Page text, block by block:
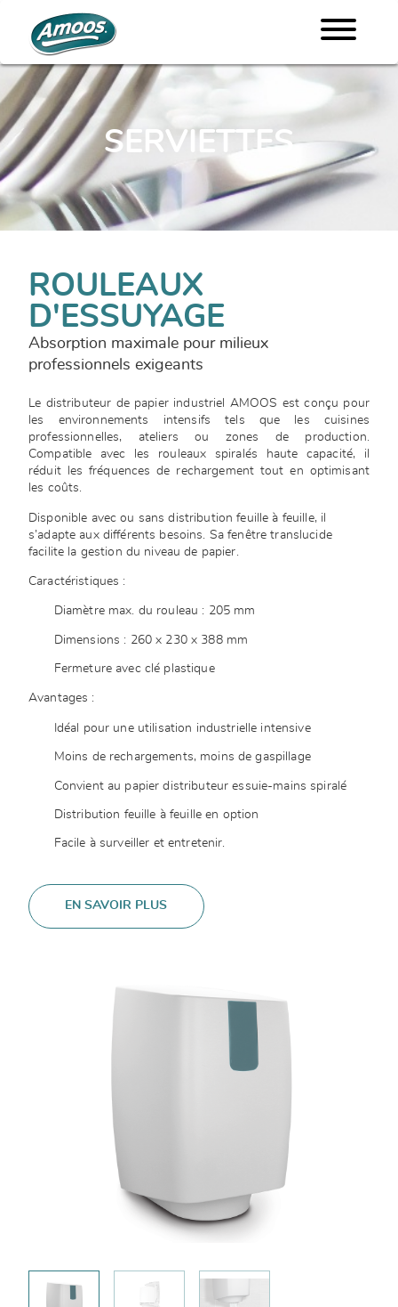
SERVIETTES
ROULEAUX
D'ESSUYAGE
Absorption maximale pour milieux
professionnels exigeants
Le distributeur de papier industriel AMOOS est conçu pour
les environnements intensifs tels que les cuisines
professionnelles, ateliers ou zones de production.
Compatible avec les rouleaux spiralés haute capacité, il
réduit les fréquences de rechargement tout en optimisant
les coûts.
Disponible avec ou sans distribution feuille à feuille, il
s’adapte aux différents besoins. Sa fenêtre translucide
facilite la gestion du niveau de papier.
Caractéristiques :
Diamètre max. du rouleau : 205 mm
Dimensions : 260 x 230 x 388 mm
Fermeture avec clé plastique
Avantages :
Idéal pour une utilisation industrielle intensive
Moins de rechargements, moins de gaspillage
Convient au papier distributeur essuie-mains spiralé
Distribution feuille à feuille en option
Facile à surveiller et entretenir.
EN SAVOIR PLUS